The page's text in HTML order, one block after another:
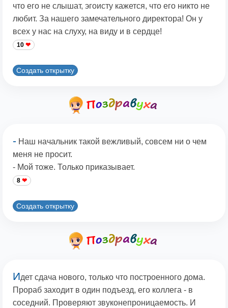
что его не слышат, эгоисту кажется, что его никто не
любит. За нашего замечательного директора! Он у
всех у нас на слуху, на виду и в сердце!
10
Создать открытку
- Наш начальник такой вежливый, совсем ни о чем
меня не просит.
- Мой тоже. Только приказывает.
8
Создать открытку
Идет сдача нового, только что построенного дома.
Прораб заходит в один подъезд, его коллега - в
соседний. Проверяют звуконепроницаемость. И